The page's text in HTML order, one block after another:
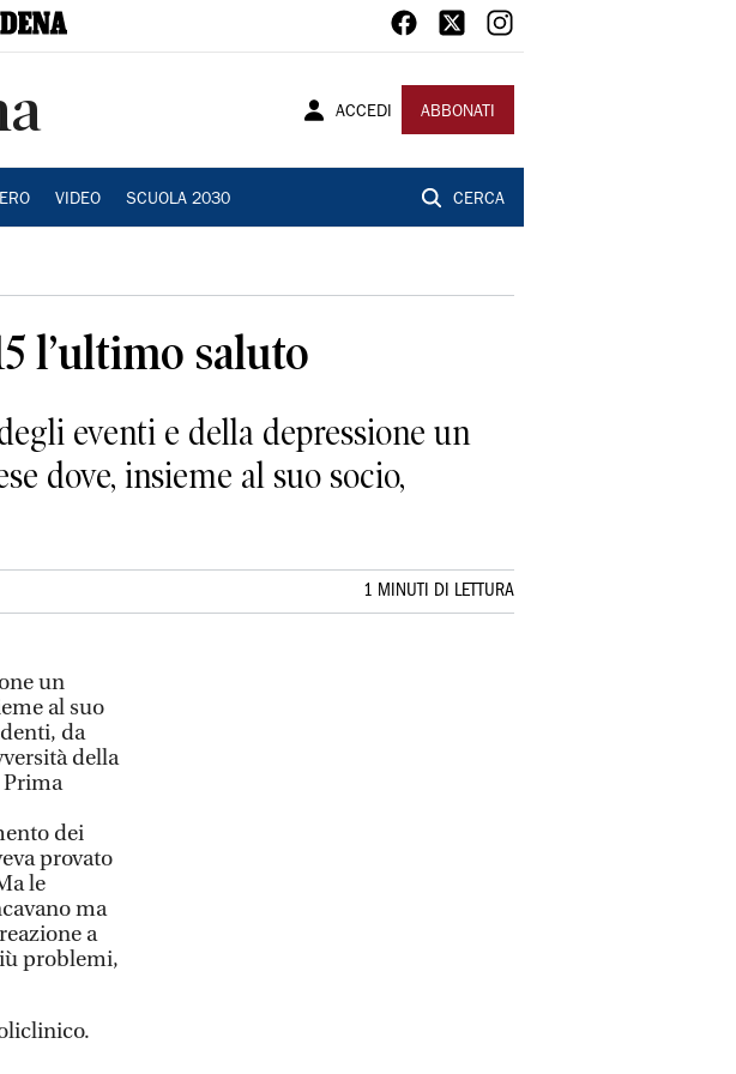
ACCEDI ABBONATI
VIDEO SCUOLA 2030 CERCA
l’ultimo saluto
eventi e della depressione un
dove, insieme al suo socio,
1 MINUTI DI LETTURA
un
al suo
da
della
Prima
dei
provato
le
ma
a
problemi,